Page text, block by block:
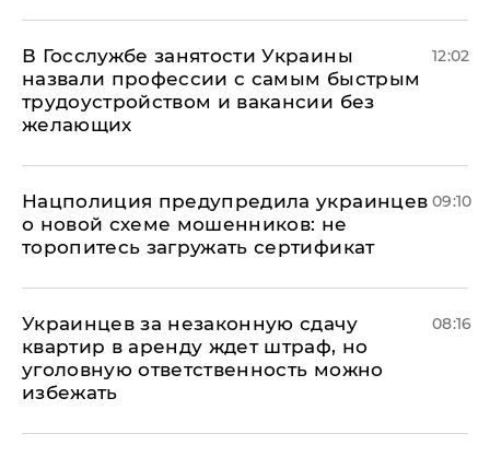
В Госслужбе занятости Украины
назвали профессии с самым быстрым
трудоустройством и вакансии без
желающих
12:02
Нацполиция предупредила украинцев
о новой схеме мошенников: не
торопитесь загружать сертификат
09:10
Украинцев за незаконную сдачу
квартир в аренду ждет штраф, но
уголовную ответственность можно
избежать
08:16